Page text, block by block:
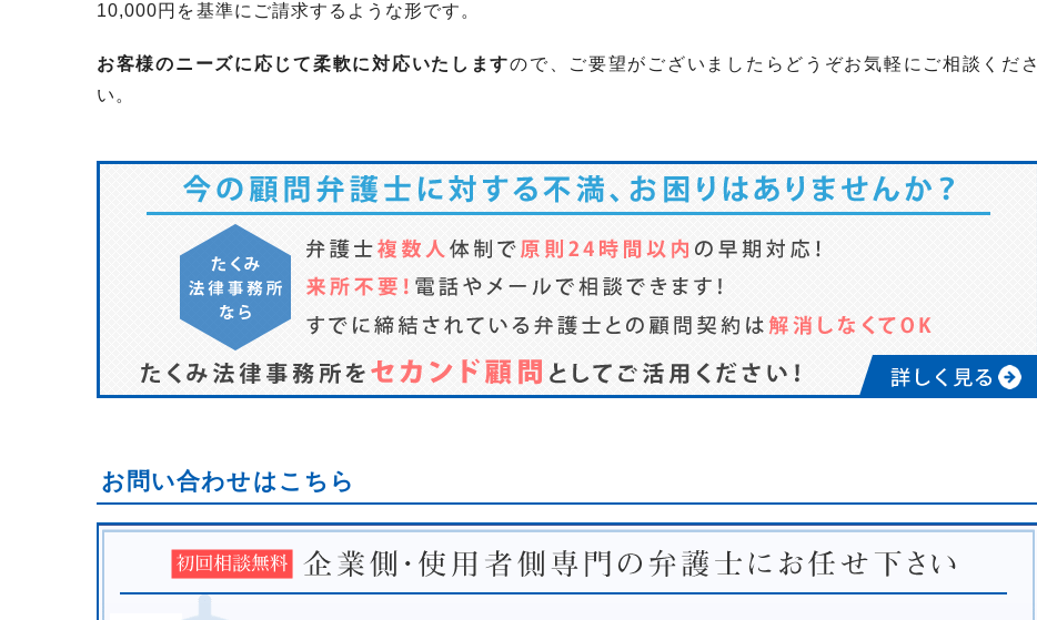
10,000円を基準にご請求するような形です。
お客様のニーズに応じて柔軟に対応いたしますので、ご要望がございましたらどうぞお気軽にご相談くださ
い。
お問い合わせはこちら